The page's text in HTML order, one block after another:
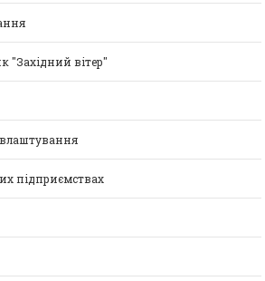
"Західний вітер"
підприємствах